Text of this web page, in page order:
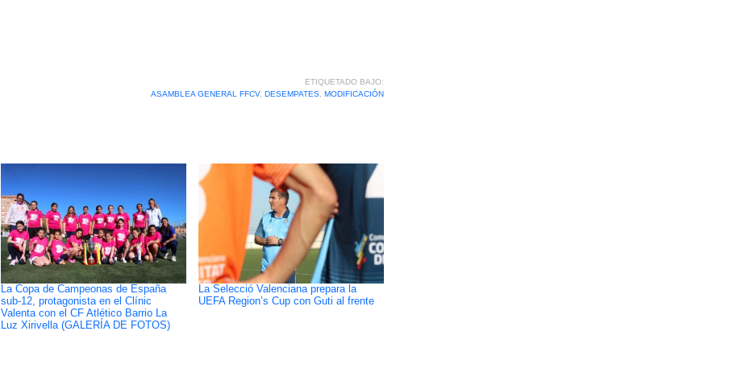
ETIQUETADO BAJO:
ASAMBLEA GENERAL FFCV, DESEMPATES, MODIFICACIÓN
La Copa de Campeonas de España
sub-12, protagonista en el Clínic
Valenta con el CF Atlético Barrio La
Luz Xirivella (GALERÍA DE FOTOS)
La Selecció Valenciana prepara la
UEFA Region’s Cup con Guti al frente